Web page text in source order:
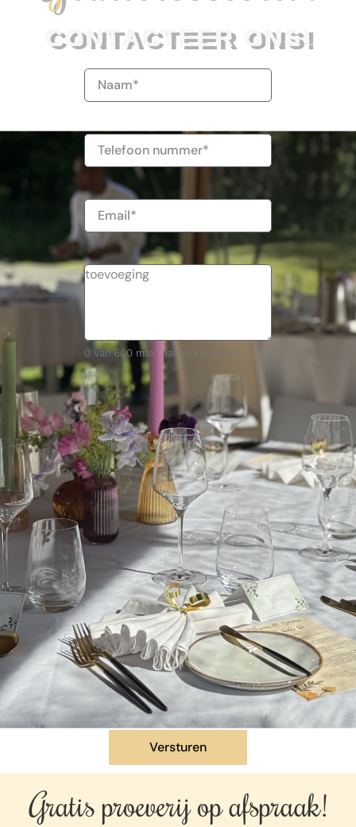
CONTACTEER ONS!
Naam(Vereist)
Telefoonnummer
E-
mailadres
0 van 600 max. aantal karakters
Gratis proeverij opafspraak!